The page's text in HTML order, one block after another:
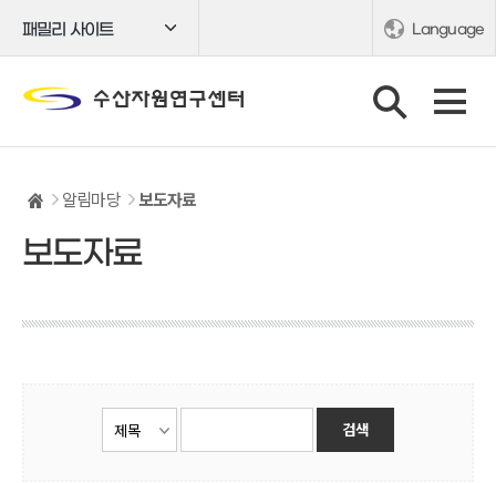
패밀리 사이트 Language
알림마당 보도자료
보도자료